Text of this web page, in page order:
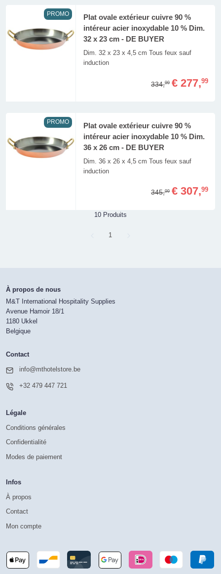
PROMO
Plat ovale extérieur cuivre 90 %
intéreur acier inoxydable 10 % Dim.
32 x 23 cm - DE BUYER
Dim. 32 x 23 x 4,5 cm Tous feux sauf
induction
334,99 € 277,99
PROMO
Plat ovale extérieur cuivre 90 %
intéreur acier inoxydable 10 % Dim.
36 x 26 cm - DE BUYER
Dim. 36 x 26 x 4,5 cm Tous feux sauf
induction
345,99 € 307,99
10 Produits
Page
1
À propos de nous
M&T International Hospitality Supplies
Avenue Hamoir 18/1
1180 Ukkel
Belgique
Contact
info@mthotelstore.be
+32 479 447 721
Légale
Conditions générales
Confidentialité
Modes de paiement
Infos
À propos
Contact
Mon compte